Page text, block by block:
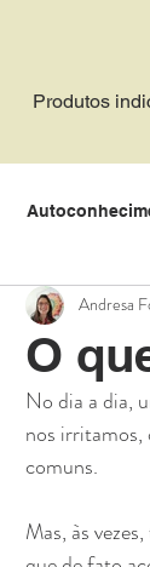
Produtos
O
Andresa
No dia a dia,
nos irritamos,
comuns.
Mas, às